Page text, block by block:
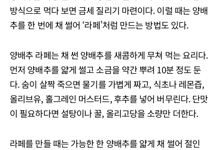
방식으로 먹다 보면 금세 질리기 마련이다. 이럴 때는 양배
추를 한 번에 채 썰어 ‘라페’처럼 만드는 방법도 있다.
양배추 라페는 채 썬 양배추를 새콤하게 무쳐 먹는 요리다.
먼저 양배추를 얇게 썰고 소금을 약간 뿌려 10분 정도 둔
다. 숨이 살짝 죽으면 물기를 가볍게 짜고, 식초나 레몬즙,
올리브유, 홀그레인 머스터드, 후추를 넣어 버무린다. 단맛
이 필요하다면 설탕이나 꿀, 올리고당을 소량만 더한다.
라페를 만들 때는 가능한 한 양배추를 얇게 채 썰어 절인